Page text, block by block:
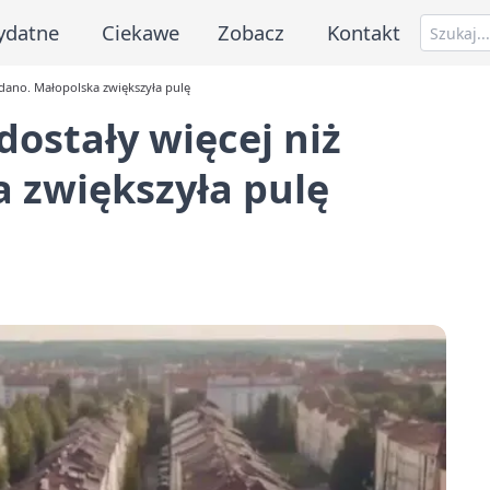
Ciekawe Zobacz Kontakt
Małopolska zwiększyła pulę
więcej niż
zwiększyła pulę